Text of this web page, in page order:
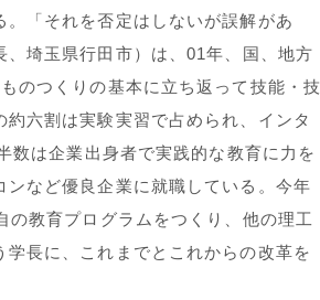
「それを否定はしないが誤解があ
埼玉県行田市）は、01年、国、地方
のつくりの基本に立ち返って技能・技
六割は実験実習で占められ、インタ
数は企業出身者で実践的な教育に力を
など優良企業に就職している。今年
教育プログラムをつくり、他の理工
長に、これまでとこれからの改革を